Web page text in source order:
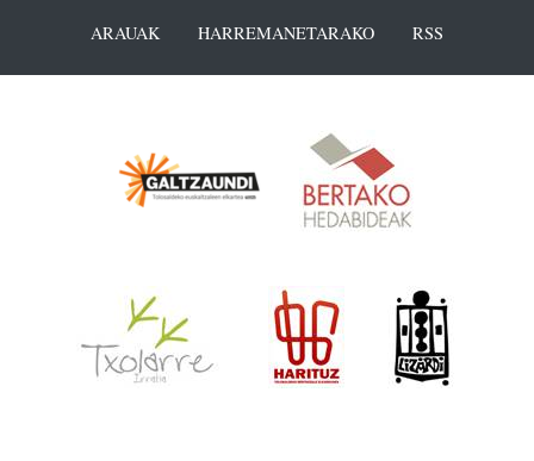
ARAUAK
HARREMANETARAKO RSS